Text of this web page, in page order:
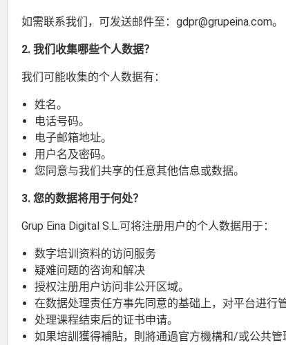
如需联系我们，可发送邮件至：gdpr@grupeina.com。
2. 我们收集哪些个人数据？
我们可能收集的个人数据有：
姓名。
电话号码。
电子邮箱地址。
用户名及密码。
您同意与我们共享的任意其他信息或数据。
3. 您的数据将用于何处？
Grup Eina Digital S.L.可将注册用户的个人数据用于：
数字培训资料的访问服务
疑难问题的咨询和解决
授权注册用户访问非公开区域。
在数据处理责任方事先同意的基础上，对平台进行
处理课程结束后的证书申请。
如果培訓獲得補貼，則將通過官方機構和/或公共管